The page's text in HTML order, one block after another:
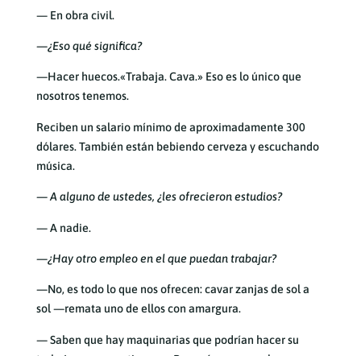
— En obra civil.
—¿Eso qué significa?
—Hacer huecos.«Trabaja. Cava.» Eso es lo único que
nosotros tenemos.
Reciben un salario mínimo de aproximadamente 300
dólares. También están bebiendo cerveza y escuchando
música.
— A alguno de ustedes, ¿les ofrecieron estudios?
— A nadie.
—¿Hay otro empleo en el que puedan trabajar?
—No, es todo lo que nos ofrecen: cavar zanjas de sol a
sol —remata uno de ellos con amargura.
— Saben que hay maquinarias que podrían hacer su